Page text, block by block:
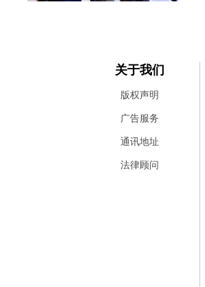
关于我们
版权声明
广告服务
通讯地址
法律顾问